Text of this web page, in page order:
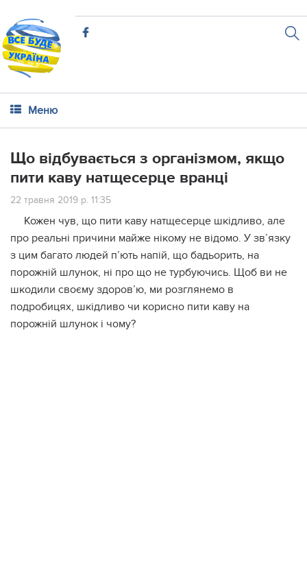
Меню
Що відбувається з організмом, якщо
пити каву натщесерце вранці
22 травня 2019 р. 11:35
Кожен чув, що пити каву натщесерце шкідливо, але
про реальні причини майже нікому не відомо. У зв’язку
з цим багато людей п’ють напій, що бадьорить, на
порожній шлунок, ні про що не турбуючись. Щоб ви не
шкодили своєму здоров’ю, ми розглянемо в
подробицях, шкідливо чи корисно пити каву на
порожній шлунок і чому?